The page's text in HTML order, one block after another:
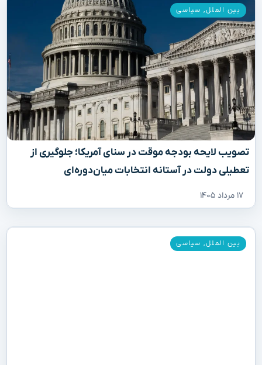
تصویب لایحه بودجه موقت در سنای آمریکا؛ جلوگیری از
تعطیلی دولت در آستانه انتخابات میان‌دوره‌ای
۱۷ مرداد ۱۴۰۵
بین الملل, سیاسی
بین الملل, سیاسی